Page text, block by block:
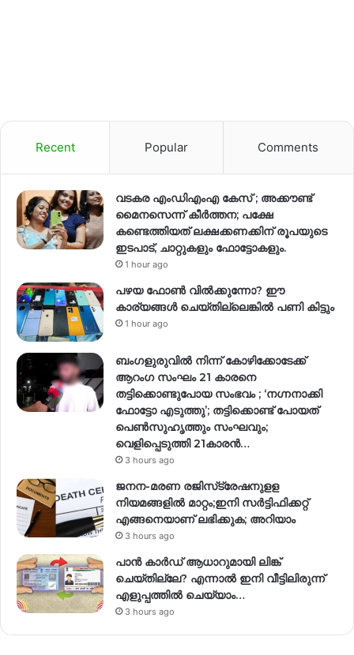
Recent Popular Comments
വടകര എംഡിഎംഎ കേസ് ; അക്കൗണ്ട്
മൈനസെന്ന് കീർത്തന; പക്ഷേ
കണ്ടെത്തിയത് ലക്ഷക്കണക്കിന് രൂപയുടെ
ഇടപാട്, ചാറ്റുകളും ഫോട്ടോകളും.
1 hour ago
പഴയ ഫോൺ വിൽക്കുന്നോ? ഈ
കാര്യങ്ങൾ ചെയ്തില്ലെങ്കിൽ പണി കിട്ടും
1 hour ago
ബംഗളുരുവിൽ നിന്ന് കോഴിക്കോടേക്ക്
ആറംഗ സംഘം 21 കാരനെ
തട്ടിക്കൊണ്ടുപോയ സംഭവം ; ‘നഗ്നനാക്കി
ഫോട്ടോ എടുത്തു’; തട്ടിക്കൊണ്ട് പോയത്
പെണ്‍സുഹൃത്തും സംഘവും;
വെളിപ്പെടുത്തി 21കാരന്‍…
3 hours ago
ജനന-മരണ രജിസ്‌ട്രേഷനുളള
നിയമങ്ങളില്‍ മാറ്റം;ഇനി സര്‍ട്ടിഫിക്കറ്റ്
എങ്ങനെയാണ് ലഭിക്കുക; അറിയാം
3 hours ago
പാൻ കാർഡ് ആധാറുമായി ലിങ്ക്
ചെയ്തില്ലേ? എന്നാൽ ഇനി വീട്ടിലിരുന്ന്
എളുപ്പത്തിൽ ചെയ്യാം…
3 hours ago